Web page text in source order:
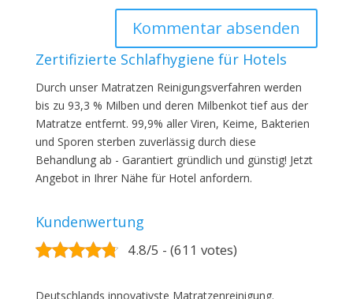
Zertifizierte Schlafhygiene für Hotels
Durch unser Matratzen Reinigungsverfahren werden
bis zu 93,3 % Milben und deren Milbenkot tief aus der
Matratze entfernt. 99,9% aller Viren, Keime, Bakterien
und Sporen sterben zuverlässig durch diese
Behandlung ab - Garantiert gründlich und günstig! Jetzt
Angebot in Ihrer Nähe für Hotel anfordern.
Kundenwertung
4.8/5 - (611 votes)
Deutschlands innovativste Matratzenreinigung.